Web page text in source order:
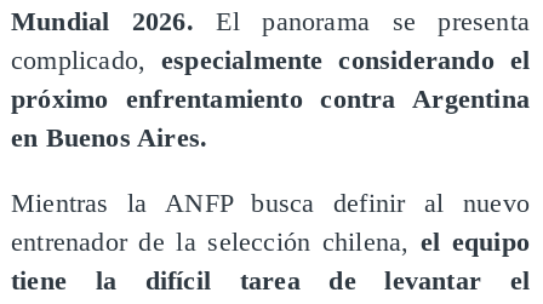
Mundial 2026. El panorama se presenta
complicado, especialmente considerando el
próximo enfrentamiento contra Argentina
en Buenos Aires.
Mientras la ANFP busca definir al nuevo
entrenador de la selección chilena, el equipo
tiene la difícil tarea de levantar el